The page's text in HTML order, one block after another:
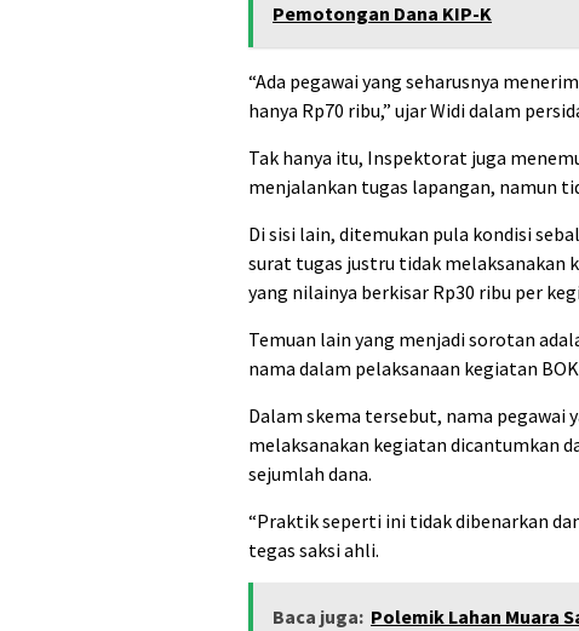
Pemotongan Dana KIP-K
“Ada pegawai yang seharusnya
hanya Rp70 ribu,” ujar Widi dalam
Tak hanya itu, Inspektorat juga
menjalankan tugas lapangan, namun
Di sisi lain, ditemukan pula kondisi
surat tugas justru tidak melaksanakan
yang nilainya berkisar Rp30 ribu per
Temuan lain yang menjadi sorotan
nama dalam pelaksanaan kegiatan
Dalam skema tersebut, nama
melaksanakan kegiatan dicantumkan
sejumlah dana.
“Praktik seperti ini tidak dibenarkan
tegas saksi ahli.
Baca juga: Polemik Lahan Muara